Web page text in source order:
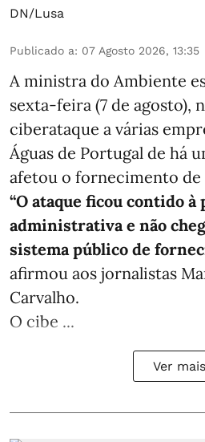
DN/Lusa
Publicado a: 07 Agosto 2026, 13:35
A ministra do Ambiente
sexta-feira (7 de agosto),
ciberataque a várias
Águas de Portugal de há
afetou o fornecimento de
“O ataque ficou contido à
administrativa e não
sistema público de
afirmou aos jornalistas
Carvalho.
O cibe ...
Ver mais